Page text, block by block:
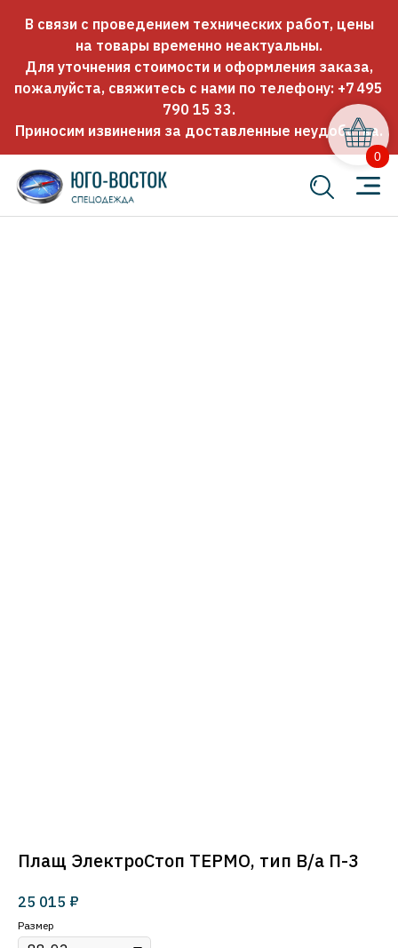
В связи с проведением технических работ, цены
на товары временно неактуальны.
Для уточнения стоимости и оформления заказа,
пожалуйста, свяжитесь с нами по телефону: +7 495
790 15 33.
Приносим извинения за доставленные неудобства.
Плащ ЭлектроСтоп ТЕРМО, тип В/а П-3
25 015 ₽
Размер
0